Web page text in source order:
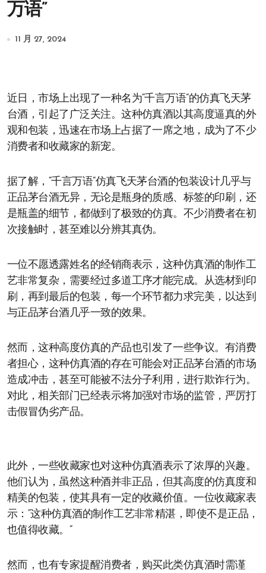
万语”
11 月 27, 2024
近日，市场上出现了一种名为“千言万语”的仿真飞天茅
台酒，引起了广泛关注。这种仿真酒以其高度逼真的外
观和包装，迅速在市场上占据了一席之地，成为了不少
消费者和收藏家的新宠。
据了解，“千言万语”仿真飞天茅台酒的包装设计几乎与
正品茅台酒无异，无论是瓶身的质感、标签的印刷，还
是瓶盖的细节，都做到了极致的仿真。不少消费者在初
次接触时，甚至难以分辨其真伪。
一位不愿透露姓名的经销商表示，这种仿真酒的制作工
艺非常复杂，需要经过多道工序才能完成。从选材到印
刷，再到最后的包装，每一个环节都力求完美，以达到
与正品茅台酒几乎一致的效果。
然而，这种高度仿真的产品也引发了一些争议。有消费
者担心，这种仿真酒的存在可能会对正品茅台酒的市场
造成冲击，甚至可能被不法分子利用，进行欺诈行为。
对此，相关部门已经表示将加强对市场的监管，严厉打
击假冒伪劣产品。
此外，一些收藏家也对这种仿真酒表示了浓厚的兴趣。
他们认为，虽然这种酒并非正品，但其高度的仿真度和
精美的包装，使其具有一定的收藏价值。一位收藏家表
示：“这种仿真酒的制作工艺非常精湛，即使不是正品，
也值得收藏。”
然而，也有专家提醒消费者，购买此类仿真酒时需谨